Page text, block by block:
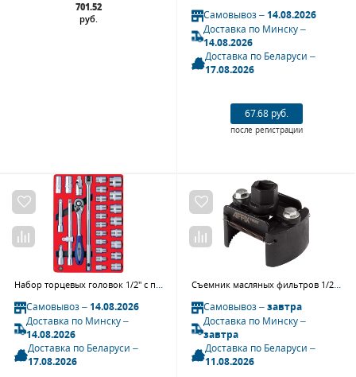
701.52
руб.
Самовывоз –14.08.2026
Доставка по Минску –
14.08.2026
Доставка по Беларуси –
17.08.2026
67.68 руб.
после регистрации
Самовывоз –14.08.2026
Доставка по Минску –
14.08.2026
Доставка по Беларуси –
17.08.2026
Самовывоз –завтра
Доставка по Минску –
завтра
Доставка по Беларуси –
11.08.2026